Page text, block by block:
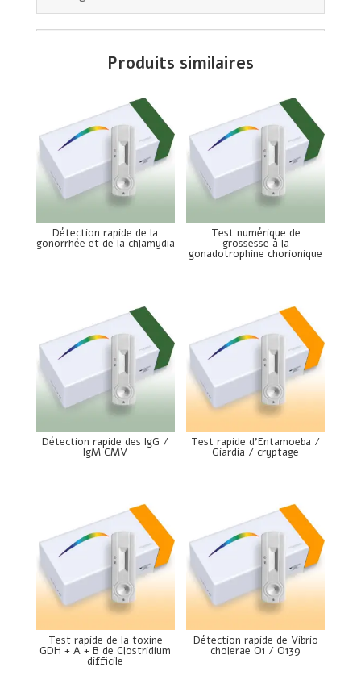
Produits similaires
Détection rapide de la
gonorrhée et de la chlamydia
Test numérique de
grossesse à la
gonadotrophine chorionique
Détection rapide des IgG /
IgM CMV
Test rapide d’Entamoeba /
Giardia / cryptage
Test rapide de la toxine
GDH + A + B de Clostridium
difficile
Détection rapide de Vibrio
cholerae O1 / O139